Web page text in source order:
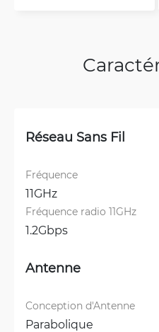
Réseau Sans Fil
Fréquence
11GHz
Fréquence radio 11GHz
1.2Gbps
Antenne
Conception d'Antenne
Parabolique